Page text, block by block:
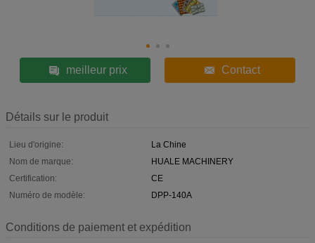
meilleur prix Contact
Détails sur le produit
Lieu d'origine:
La Chine
Nom de marque:
HUALE MACHINERY
Certification:
CE
Numéro de modèle:
DPP-140A
Conditions de paiement et expédition